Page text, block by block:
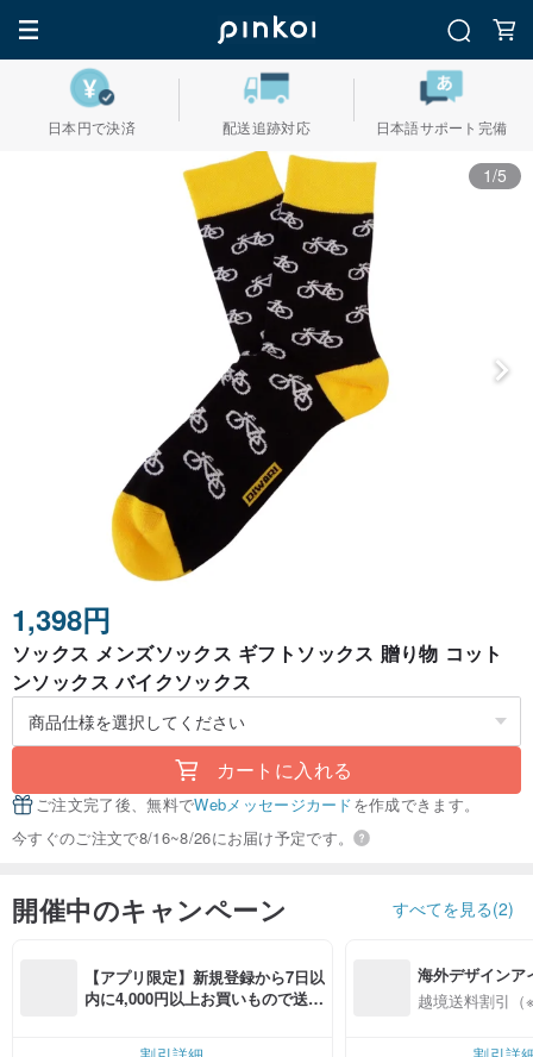
日本円で決済 配送追跡対応 日本語サポート完備
1/5
1,398円
ソックス メンズソックス ギフトソックス 贈り物 コット
ンソックス バイクソックス
カートに入れる
ご注文完了後、無料でWebメッセージカードを作成できます。
今すぐのご注文で8/16~8/26にお届け予定です。
開催中のキャンペーン すべてを見る(2)
【アプリ限定】新規登録から7日以
内に4,000円以上お買いもので送料
海外デザインア
入
越境送料割引（